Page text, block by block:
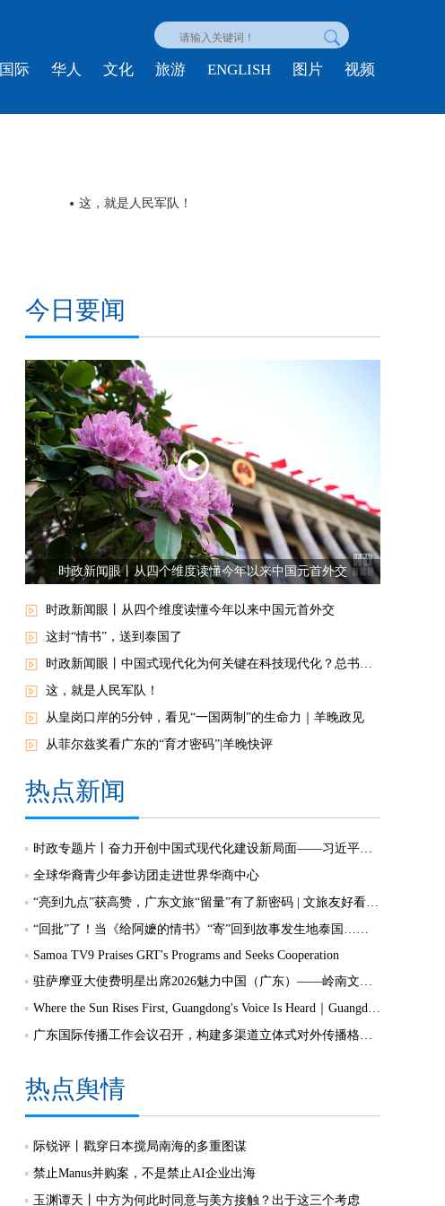
国际 华人 文化 旅游 ENGLISH 图片 视频
从菲尔兹奖看广东的“育才密码”|羊晚快评
今日要闻
时政新闻眼丨从四个维度读懂今年以来中国元首外交
时政新闻眼丨从四个维度读懂今年以来中国元首外交
这封“情书”，送到泰国了
时政新闻眼丨中国式现代化为何关键在科技现代化？总书记作出战略指引
这，就是人民军队！
从皇岗口岸的5分钟，看见“一国两制”的生命力｜羊晚政见
从菲尔兹奖看广东的“育才密码”|羊晚快评
热点新闻
时政专题片丨奋力开创中国式现代化建设新局面——习近平总书记今年以来治国理政纪实
全球华裔青少年参访团走进世界华商中心
“亮到九点”获高赞，广东文旅“留量”有了新密码 | 文旅友好看广东②
“回批”了！当《给阿嬷的情书》“寄”回到故事发生地泰国……
Samoa TV9 Praises GRT's Programs and Seeks Cooperation
驻萨摩亚大使费明星出席2026魅力中国（广东）——岭南文化南太行萨摩亚站活动
Where the Sun Rises First, Guangdong's Voice Is Heard｜Guangdong media, Samoa MCIT sign deal to bring Canton Today to TV9
广东国际传播工作会议召开，构建多渠道立体式对外传播格局引热议
热点舆情
际锐评丨戳穿日本搅局南海的多重图谋
禁止Manus并购案，不是禁止AI企业出海
玉渊谭天丨中方为何此时同意与美方接触？出于这三个考虑